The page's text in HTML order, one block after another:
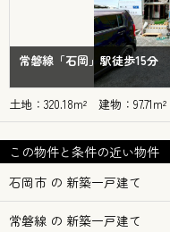
常磐線「石岡」駅徒歩15分
土地：320.18m² 建物：
この物件と条件の近い物件
石岡市 の 新築一戸建て
常磐線 の 新築一戸建て